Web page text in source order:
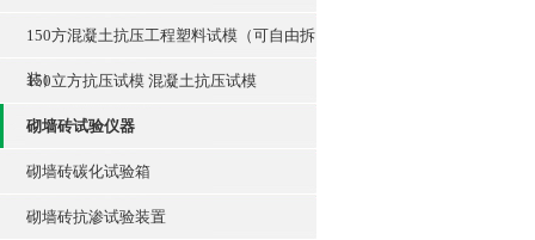
150方混凝土抗压工程塑料试模（可自由拆
装）
150立方抗压试模 混凝土抗压试模
砌墙砖试验仪器
砌墙砖碳化试验箱
砌墙砖抗渗试验装置